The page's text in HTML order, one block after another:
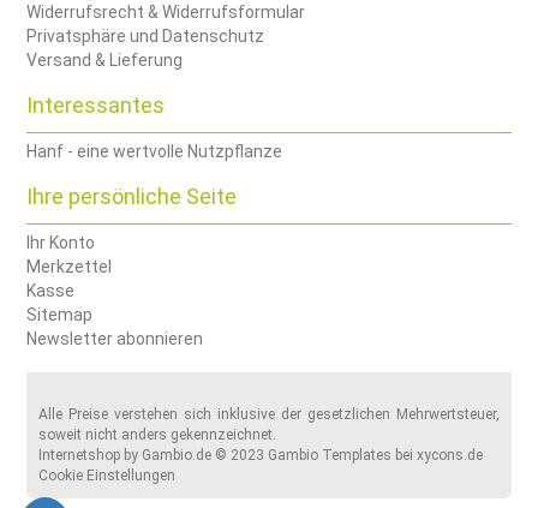
Widerrufsrecht & Widerrufsformular
Privatsphäre und Datenschutz
Versand & Lieferung
Interessantes
Hanf - eine wertvolle Nutzpflanze
Ihre persönliche Seite
Ihr Konto
Merkzettel
Kasse
Sitemap
Newsletter abonnieren
Alle Preise verstehen sich inklusive der gesetzlichen Mehrwertsteuer,
soweit nicht anders gekennzeichnet.
Internetshop by Gambio.de © 2023 Gambio Templates beixycons.de
Cookie Einstellungen